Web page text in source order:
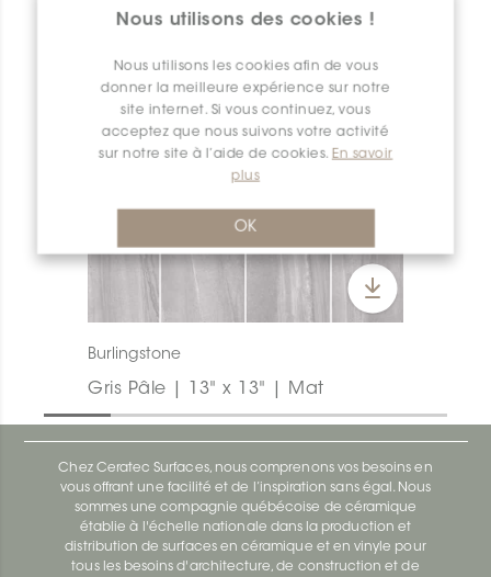
Nous utilisons des cookies !
Nous utilisons les cookies afin de vous
donner la meilleure expérience sur notre
site internet. Si vous continuez, vous
acceptez que nous suivons votre activité
sur notre site à l’aide de cookies. En savoir
plus
OK
Burlingstone
Gris Pâle | 13" x 13" | Mat
Chez Ceratec Surfaces, nous comprenons vos besoins en
vous offrant une facilité et de l’inspiration sans égal. Nous
sommes une compagnie québécoise de céramique
établie à l'échelle nationale dans la production et
distribution de surfaces en céramique et en vinyle pour
tous les besoins d'architecture, de construction et de